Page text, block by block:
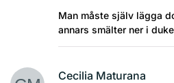
Man måste själv lägga
annars smälter ner i
Cecilia Maturana